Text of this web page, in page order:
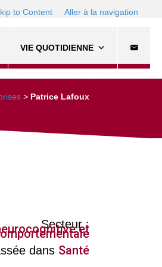
to Content Aller à la navigation
VIE QUOTIDIENNE
> Patrice Lafoux
Secteur :
et
dans Santé